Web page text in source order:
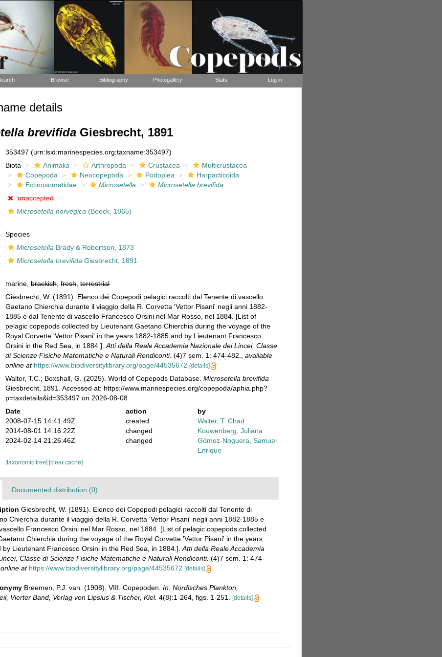
Browse Bibliography Photogallery Stats Log in
details
brevifidaGiesbrecht, 1891
353497(urn:lsid:marinespecies.org:taxname:353497)
Biota Animalia Arthropoda Crustacea
Multicrustacea
Copepoda
Neocopepoda Podoplea
Harpacticoida
Ectinosomatidae
Microsetella
Microsetella brevifida
unaccepted
Microsetella norvegica (Boeck, 1865)
Species
Microsetella Brady & Robertson, 1873
Microsetella brevifida Giesbrecht, 1891
marine,brackish,fresh,terrestrial
Giesbrecht, W. (1891). Elenco dei Copepodi pelagici raccolti dal Tenente di vascello
Gaetano Chierchia durante il viaggio della R. Corvetta 'Vettor Pisani' negli anni 1882-
1885 e dal Tenente di vascello Francesco Orsini nel Mar Rosso, nel 1884. [List of
pelagic copepods collected by Lieutenant Gaetano Chierchia during the voyage of the
Royal Corvette 'Vettor Pisani' in the years 1882-1885 and by Lieutenant Francesco
Orsini in the Red Sea, in 1884.].Atti della Reale Accademia Nazionale dei Lincei, Classe
di Scienze Fisiche Matematiche e Naturali Rendiconti. (4)7 sem. 1: 474-482. ,available
online at https://www.biodiversitylibrary.org/page/44535672 [details]
Walter, T.C.; Boxshall, G. (2025). World of Copepods Database.Microsetella brevifida
Giesbrecht, 1891. Accessed at: https://www.marinespecies.org/copepoda/aphia.php?
p=taxdetails&id=353497 on 2026-08-08
Date action
by
2008-07-15 14:41:49Z
created
Walter, T. Chad
2014-08-01 14:16:22Z
changed
Kouwenberg, Juliana
2024-02-14 21:26:46Z
changed
Gómez-Noguera, Samuel
Enrique
[taxonomic tree] [clear cache]
Documented distribution (0)
Giesbrecht, W. (1891). Elenco dei Copepodi pelagici raccolti dal Tenente di
Chierchia durante il viaggio della R. Corvetta 'Vettor Pisani' negli anni 1882-1885 e
Francesco Orsini nel Mar Rosso, nel 1884. [List of pelagic copepods collected
Chierchia during the voyage of the Royal Corvette 'Vettor Pisani' in the years
by Lieutenant Francesco Orsini in the Red Sea, in 1884.]. Atti della Reale Accademia
Classe di Scienze Fisiche Matematiche e Naturali Rendiconti. (4)7 sem. 1: 474-
at https://www.biodiversitylibrary.org/page/44535672 [details]
Breemen, P.J. van. (1908). VIII. Copepoden. In: Nordisches Plankton,
Vierter Band, Verlag von Lipsius & Tischer, Kiel. 4(8):1-264, figs. 1-251. [details]